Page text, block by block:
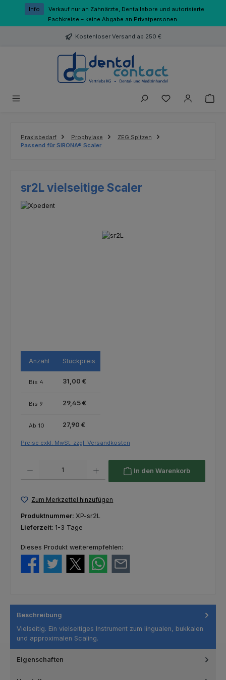
Zum Hauptinhalt springen
Info
Verkauf nur an Zahnärzte, Dentallabore und autorisierte
Fachkreise – keine Abgabe an Privatpersonen.
Kostenloser Versand ab 250 €
Du hast 0
Praxisbedarf Prophylaxe
ZEG Spitzen
Passend für SIRONA® Scaler
sr2L vielseitige Scaler
Anzahl Stückpreis
Bis 4 31,00 €
Bis 9 29,45 €
Ab 10 27,90 €
Preise exkl. MwSt. zzgl. Versandkosten
In den Warenkorb
Zum Merkzettel hinzufügen
Produktnummer: XP-sr2L
Lieferzeit: 1-3 Tage
Dieses Produkt weiterempfehlen:
Beschreibung
Vielseitig. Ein vielseitiges Instrument zum lingualen, bukkalen
und approximalen Scaling.
Eigenschaften